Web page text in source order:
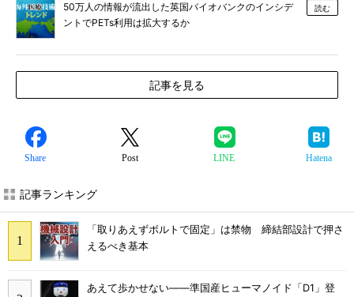
50万人の情報が流出した英国バイオバンクのインシデ
ントでPETs利用は拡大するか
読む
記事を見る
Share Post LINE Hatena
記事ランキング
「取りあえずボルトで固定」は禁物 締結部設計で押さ
えるべき基本
あえて歩かせない――準国産ヒューマノイド「D1」登